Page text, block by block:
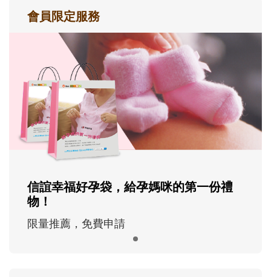
會員限定服務
信誼幸福好孕袋，給孕媽咪的第一份禮
物！
限量推薦，免費申請